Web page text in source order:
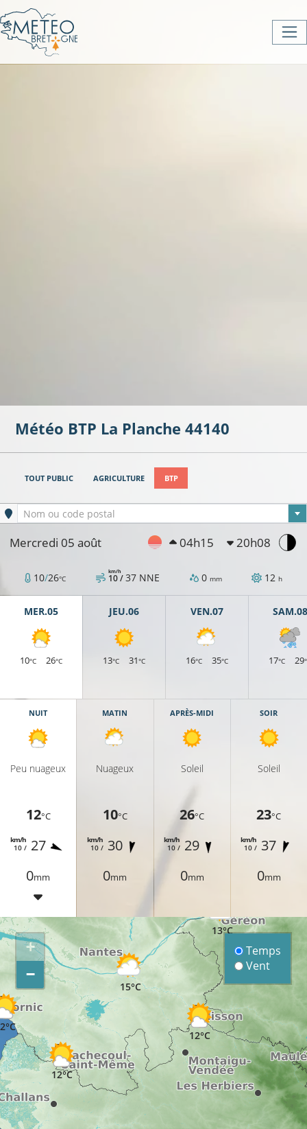
Météo BTP La Planche 44140
TOUT PUBLIC AGRICULTURE BTP
Ville sélectionnée
Nom ou code postal
Mercredi 05 août 04h15 20h08
10/26°C 10 /
km/h 37 NNE 0 mm 12 h
MER.05
10°C 26°C
JEU.06
13°C 31°C
VEN.07
16°C 35°C
SAM.08
17°C 29
NUIT
Peu nuageux
12°C
10 /
km/h 27
0mm
MATIN
Nuageux
10°C
10 /
km/h 30
0mm
APRÈS-MIDI
Soleil
26°C
10 /
km/h 29
0mm
SOIR
Soleil
23°C
10 /
km/h 37
0mm
12°C
10°C
14°C 11°C
13°C
12°C
12°C
15°C
+
−
Temps
Vent